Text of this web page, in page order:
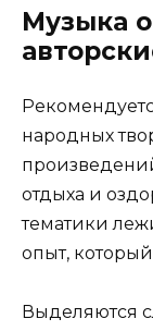
Музыка
народных
отдыха и
тематики
опыт,
Выделяются